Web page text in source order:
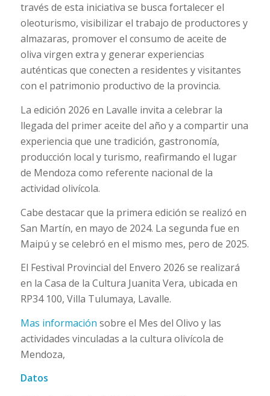
través de esta iniciativa se busca fortalecer el
oleoturismo, visibilizar el trabajo de productores y
almazaras, promover el consumo de aceite de
oliva virgen extra y generar experiencias
auténticas que conecten a residentes y visitantes
con el patrimonio productivo de la provincia.
La edición 2026 en Lavalle invita a celebrar la
llegada del primer aceite del año y a compartir una
experiencia que une tradición, gastronomía,
producción local y turismo, reafirmando el lugar
de Mendoza como referente nacional de la
actividad olivícola.
Cabe destacar que la primera edición se realizó en
San Martín, en mayo de 2024. La segunda fue en
Maipú y se celebró en el mismo mes, pero de 2025.
El Festival Provincial del Envero 2026 se realizará
en la Casa de la Cultura Juanita Vera, ubicada en
RP34 100, Villa Tulumaya, Lavalle.
Mas información sobre el Mes del Olivo y las
actividades vinculadas a la cultura olivícola de
Mendoza,
Datos